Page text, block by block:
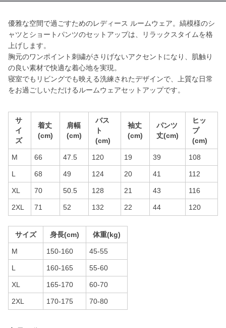
優雅な空間で過ごすためのレディース ルームウェア。縞模様のシ
ャツとショートパンツのセットアップは、リラックスタイムを格
上げします。
胸元のワンポイント刺繍がさりげないアクセントになり、肌触り
の良い素材で快適な着心地を実現。
寝室でもリビングでも映える洗練されたデザインで、上質な日常
をお過ごしいただけるルームウェアセットアップです。
サ
イ
ズ
着丈
(cm)
肩幅
(cm)
バス
ト
(cm)
袖丈
(cm)
パンツ
丈(cm)
ヒッ
プ
(cm)
M 66 47.5 120 19 39 108
L 68 49 124 20 41 112
XL 70 50.5 128 21 43 116
2XL 71 52 132 22 44 120
サイズ 身長(cm) 体重(kg)
M 150-160 45-55
L 160-165 55-60
XL 165-170 60-70
2XL 170-175 70-80